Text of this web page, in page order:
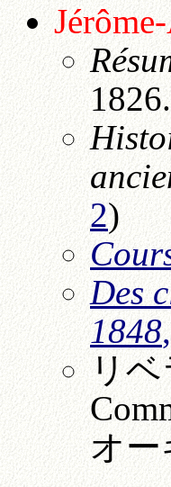
1826.
2)
Des
1848,
リベ
オ